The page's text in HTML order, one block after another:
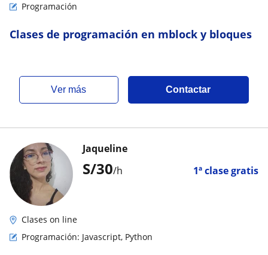
Programación
Clases de programación en mblock y bloques
ver más Contactar
S/30/h 1ª clase gratis
Jaqueline
Clases on line
Programación: Javascript, Python